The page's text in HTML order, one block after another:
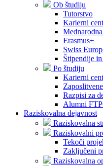
Ob študiju
Tutorstvo
Karierni
Erasmus+
Swiss
Štipendije
Po študiju
Karierni
Razpisi za
Alumni
Raziskovalna dejavnost
Raziskovalna
Raziskovalni
Tekoči
Zaključeni
Raziskovalna